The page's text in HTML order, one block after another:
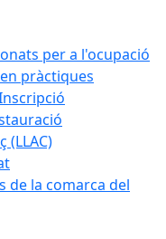
per a l'ocupació
pràctiques
(LLAC)
de la comarca del